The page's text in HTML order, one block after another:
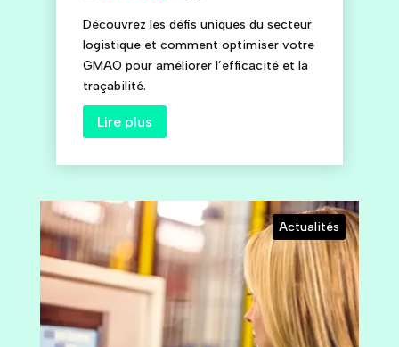
Découvrez les défis uniques du secteur
logistique et comment optimiser votre
GMAO pour améliorer l’efficacité et la
traçabilité.
Lire plus
Actualités